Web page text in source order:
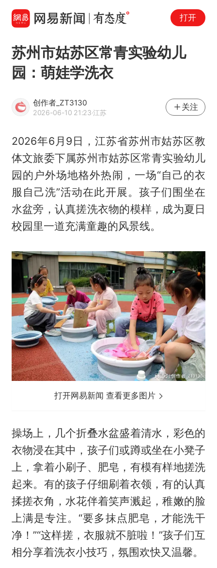
打开
苏州市姑苏区常青实验幼儿
园：萌娃学洗衣
创作者_ZT3130
2026-06-10 21:23·江苏
关注
2026年6月9日，江苏省苏州市姑苏区教
体文旅委下属苏州市姑苏区常青实验幼儿
园的户外场地格外热闹，一场“自己的衣
服自己洗”活动在此开展。孩子们围坐在
水盆旁，认真搓洗衣物的模样，成为夏日
校园里一道充满童趣的风景线。
打开网易新闻 查看更多图片
操场上，几个折叠水盆盛着清水，彩色的
衣物浸在其中，孩子们或蹲或坐在小凳子
上，拿着小刷子、肥皂，有模有样地搓洗
起来。有的孩子仔细刷着衣领，有的认真
揉搓衣角，水花伴着笑声溅起，稚嫩的脸
上满是专注。“要多抹点肥皂，才能洗干
净！”“这样搓，衣服就不脏啦！”孩子们互
相分享着洗衣小技巧，氛围欢快又温馨。